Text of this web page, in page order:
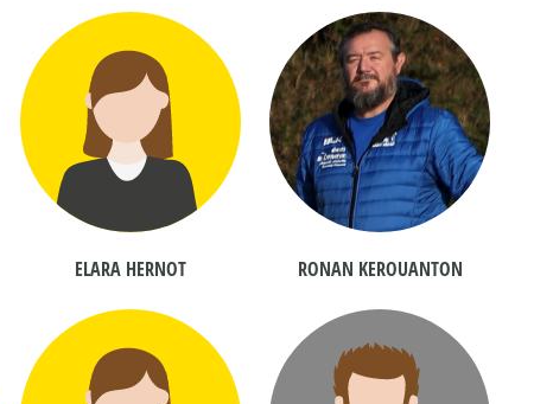
ELARA HERNOT RONAN KEROUANTON